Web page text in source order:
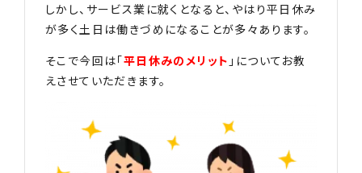
しかし、サービス業に就くとなると、やはり平日休み
が多く土日は働きづめになることが多々あります。
そこで今回は「平日休みのメリット 」についてお教
えさせていただきます。